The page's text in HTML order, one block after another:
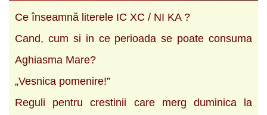
Ce înseamnă literele IC XC / NI KA ?
Cand, cum si in ce perioada se poate consuma
Aghiasma Mare?
„Vesnica pomenire!”
Reguli pentru crestinii care merg duminica la